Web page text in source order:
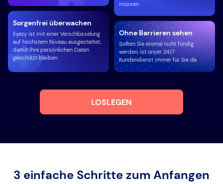
Sorgenfrei überwachen
Eyezy ist mit einer Verschlüsselung
auf höchstem Niveau ausgestattet,
damit Ihre persönlichen Daten
geschützt bleiben
müssen
Ohne Barrieren sehen
Sollten Sie einmal nicht fündig
werden, ist unser 24/7
Kundendienst immer für Sie da
LOSLEGEN
3 einfache Schritte zum Anfangen